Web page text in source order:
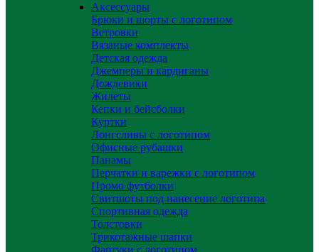
Аксессуары
Брюки и шорты с логотипом
Ветровки
Вязаные комплекты
Детская одежда
Джемперы и кардиганы
Дождевики
Жилеты
Кепки и бейсболки
Куртки
Лонгсливы с логотипом
Офисные рубашки
Панамы
Перчатки и варежки с логотипом
Промо футболки
Свитшоты под нанесение логотипа
Спортивная одежда
Толстовки
Трикотажные шапки
Фартуки с логотипом